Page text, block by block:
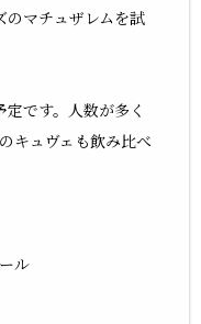
のマチュザレムを試
です。人数が多く
キュヴェも飲み比べ
ル